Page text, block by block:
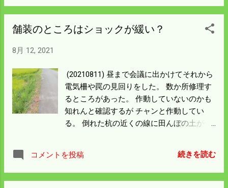
で恥ずかしくてブログには書けなかった。
向こう側の隅々まで行こうとすると樹木や
すぎる。 幸い今のところプロペラの修理程
度で済んでいる。 今年は農薬散布の仕事が
舞い込みそうだ。 もっと実績を積んで上手
にならんといけんな。 明日は大雨になると
警報が出ている。 電柵を増設したいが雨で
えよう。
舗装のところはショックが緩い？
8月 12, 2021
(20210811) 昼まで会議に出かけてそれから
電気柵や罠の見回りをした。 数か所修理す
るところがあった。 作動していないのかも
知れんと確認するが チャンと作動してい
る。 倒れた杭の近くの線に田んぼの土が付
のかも知れん。 そうはいっても電気ショッ
クは痛いのか慌てた様子が見える。 夕方イ
コメントを投稿 続きを読む